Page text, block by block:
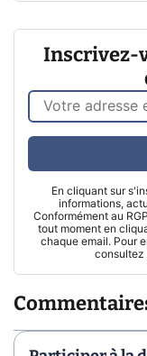
Inscrivez-
En cliquant sur
informations,
Conformément au
tout moment en
chaque email. Pour
consultez